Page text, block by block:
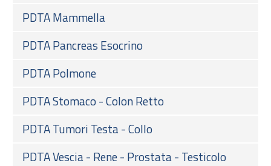
PDTA Mammella
PDTA Pancreas Esocrino
PDTA Polmone
PDTA Stomaco - Colon Retto
PDTA Tumori Testa - Collo
PDTA Vescia - Rene - Prostata - Testicolo